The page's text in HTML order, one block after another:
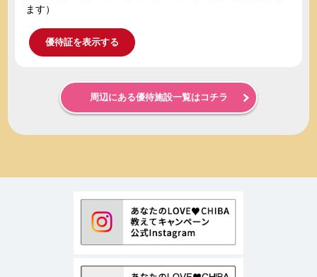
ます）
優待証を表示する
周辺にある優待施設一覧はコチラ